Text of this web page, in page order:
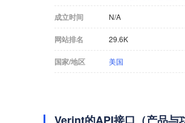
成立时间 N/A
网站排名 29.6K
国家/地区 美国